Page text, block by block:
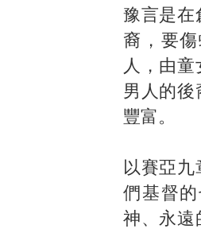
豫言是在
裔，要
人，由
男人的
豐富。
以賽亞
們基督
神、永遠